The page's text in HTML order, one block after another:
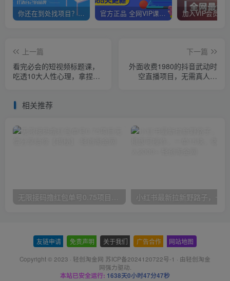
你还在到处找项目？还在当韭菜？我靠网创资源站一个月赚5万+，曾经我也是个失败者。 官方正品 全网VIP课程 无损下载~
上一篇
看完必会的短视频标题课，
吃透10大人性心理，拿捏爆
下一篇
外面收费1980的抖音武动时
空直播项目，无需真人出
相关推荐
无限接码撸红包单号0.75项目无偿分享给你【揭秘】
友链申请 免责声明 关于我们 广告合作 网站地图
Copyright © 2023 · 轻创淘金网 苏ICP备2024120722号-1 · 由轻创淘金
网强力驱动.
本站已安全运行: 1638天0小时47分48秒